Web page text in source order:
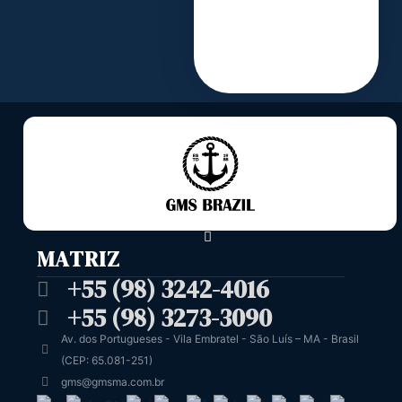
MATRIZ
+55 (98) 3242-4016
+55 (98) 3273-3090
Av. dos Portugueses - Vila Embratel - São Luís – MA - Brasil
(CEP: 65.081-251)
gms@gmsma.com.br